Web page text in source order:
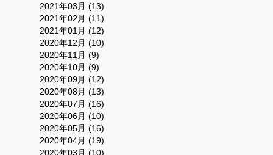
2021年03月 (13)
2021年02月 (11)
2021年01月 (12)
2020年12月 (10)
2020年11月 (9)
2020年10月 (9)
2020年09月 (12)
2020年08月 (13)
2020年07月 (16)
2020年06月 (10)
2020年05月 (16)
2020年04月 (19)
2020年03月 (10)